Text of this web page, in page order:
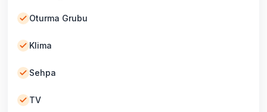
Oturma Grubu
Klima
Sehpa
TV